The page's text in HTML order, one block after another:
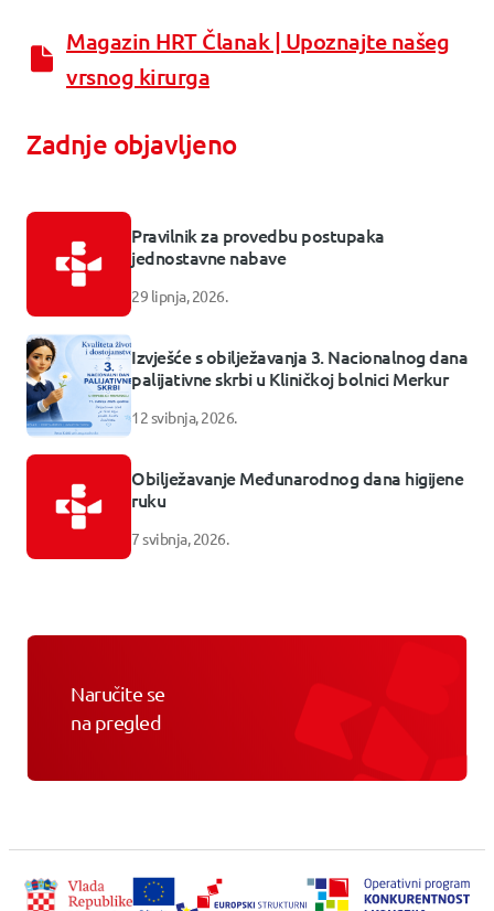
Zadnje objavljeno
Pravilnik za provedbu postupaka
jednostavne nabave
29 lipnja, 2026.
Izvješće s obilježavanja 3. Nacionalnog dana
palijativne skrbi u Kliničkoj bolnici Merkur
12 svibnja, 2026.
Obilježavanje Međunarodnog dana higijene
ruku
7 svibnja, 2026.
Naručite se
na pregled
Magazin HRT Članak | Upoznajte našeg
vrsnog kirurga